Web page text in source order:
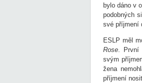
bylo dáno v
podobných
své příjmení
ESLP měl
Rose .
svým
žena
příjmení